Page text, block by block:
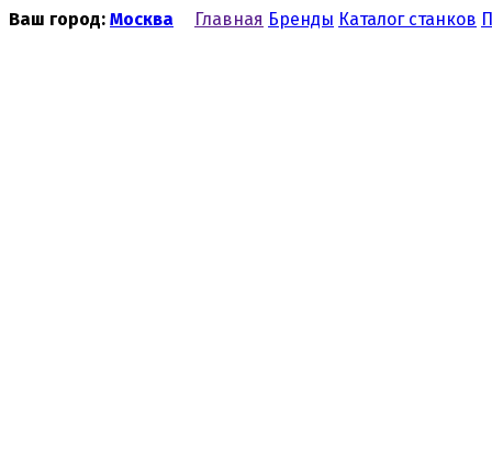
Ваш город: Москва Главная Бренды Каталог станков